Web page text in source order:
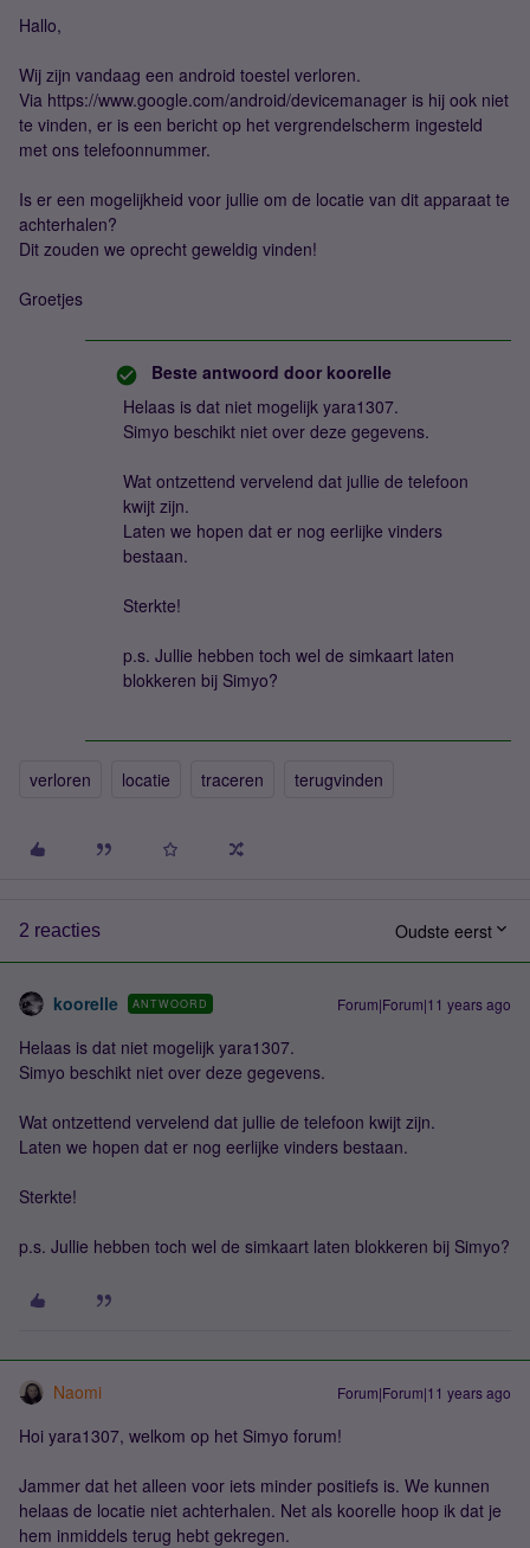
Hallo,
Wij zijn vandaag een android toestel verloren.
Via https://www.google.com/android/devicemanager is hij ook niet
te vinden, er is een bericht op het vergrendelscherm ingesteld
met ons telefoonnummer.
Is er een mogelijkheid voor jullie om de locatie van dit apparaat te
achterhalen?
Dit zouden we oprecht geweldig vinden!
Groetjes
Beste antwoord door koorelle
Helaas is dat niet mogelijk yara1307.
Simyo beschikt niet over deze gegevens.
Wat ontzettend vervelend dat jullie de telefoon
kwijt zijn.
Laten we hopen dat er nog eerlijke vinders
bestaan.
Sterkte!
p.s. Jullie hebben toch wel de simkaart laten
blokkeren bij Simyo?
verloren locatie traceren terugvinden
2 reacties Oudste eerst
koorelle ANTWOORD Forum|Forum|11 years ago
Helaas is dat niet mogelijk yara1307.
Simyo beschikt niet over deze gegevens.
Wat ontzettend vervelend dat jullie de telefoon kwijt zijn.
Laten we hopen dat er nog eerlijke vinders bestaan.
Sterkte!
p.s. Jullie hebben toch wel de simkaart laten blokkeren bij Simyo?
Naomi Forum|Forum|11 years ago
Hoi yara1307, welkom op het Simyo forum!
Jammer dat het alleen voor iets minder positiefs is. We kunnen
helaas de locatie niet achterhalen. Net als koorelle hoop ik dat je
hem inmiddels terug hebt gekregen.